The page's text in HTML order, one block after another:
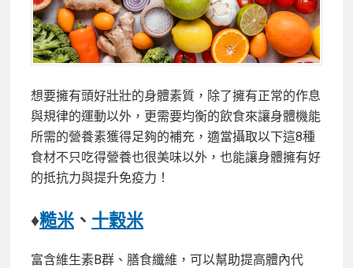
想要擁有頭好壯壯的身體素質，除了擁有正常的作息
與規律的運動以外，更需要均衡的飲食來讓身體機能
所需的營養素獲得足夠的補充，適當攝取以下這8種
食材不只吃得營養也很美味以外，也能讓身體擁有好
的抵抗力與提升免疫力！
♦糙米 、 十穀米
富含維生素B群、膳食纖維，可以幫助提高體內代